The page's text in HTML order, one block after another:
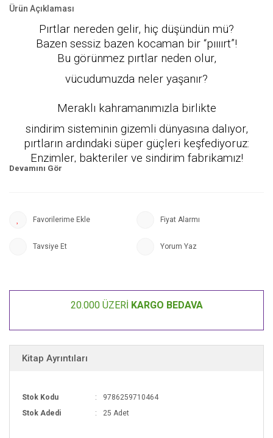
Ürün Açıklaması
Pırtlar nereden gelir, hiç düşündün mü?
Bazen sessiz bazen kocaman bir “pıııırt”!
Bu görünmez pırtlar neden olur,
vücudumuzda neler yaşanır?
Meraklı kahramanımızla birlikte
sindirim sisteminin gizemli dünyasına dalıyor,
pırtların ardındaki süper güçleri keşfediyoruz:
Enzimler, bakteriler ve sindirim fabrikamız!
Bu kitap çocuklara,
eğlenceli bir kapı aralıyor.
akılda kalıcı yanıtlar veriyor.
Fiyat Alarmı
Tavsiye Et Yorum Yaz
20.000 ÜZERİ KARGO BEDAVA
Kitap Ayrıntıları
Stok Kodu
9786259710464
Stok Adedi
25 Adet